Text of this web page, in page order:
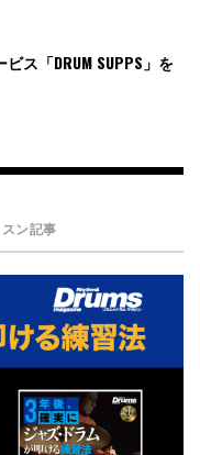
ス「DRUM SUPPS」を
ン記事